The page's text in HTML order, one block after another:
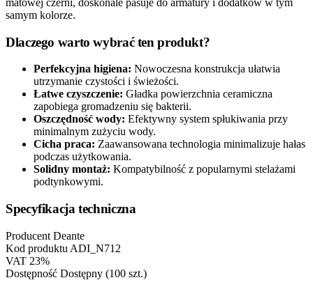
samym kolorze.
Dlaczego warto wybrać ten produkt?
Perfekcyjna higiena: Nowoczesna konstrukcja ułatwia
utrzymanie czystości i świeżości.
Łatwe czyszczenie: Gładka powierzchnia ceramiczna
zapobiega gromadzeniu się bakterii.
Oszczędność wody: Efektywny system spłukiwania przy
minimalnym zużyciu wody.
Cicha praca: Zaawansowana technologia minimalizuje hałas
podczas użytkowania.
Solidny montaż: Kompatybilność z popularnymi stelażami
podtynkowymi.
Specyfikacja techniczna
Producent Deante
Kod produktu ADI_N712
VAT 23%
Dostępność Dostępny (100 szt.)